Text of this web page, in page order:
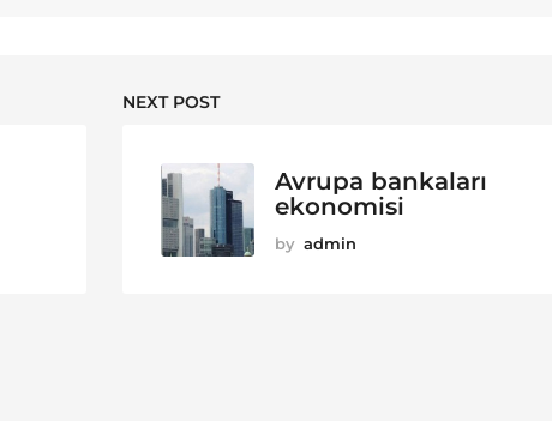
NEXT POST
Avrupa bankaları
ekonomisi
by admin